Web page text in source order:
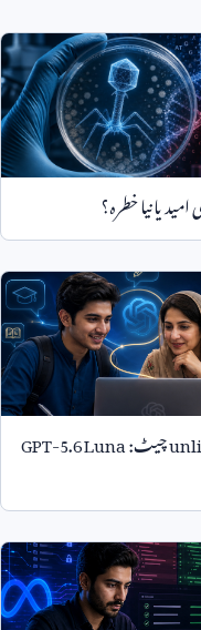
یا نیا خطرہ؟
چیٹ:GPT-5.6 Luna